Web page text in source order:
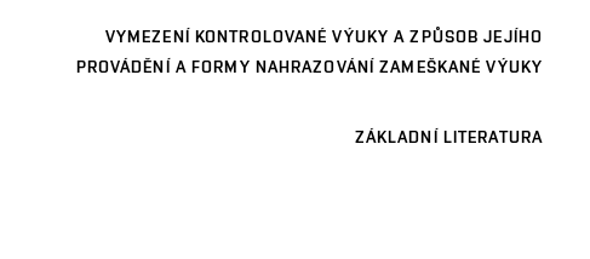
VYMEZENÍ KONTROLOVANÉ VÝUKY A ZPŮSOB JEJÍHO
PROVÁDĚNÍ A FORMY NAHRAZOVÁNÍ ZAMEŠKANÉ VÝUKY
ZÁKLADNÍ LITERATURA